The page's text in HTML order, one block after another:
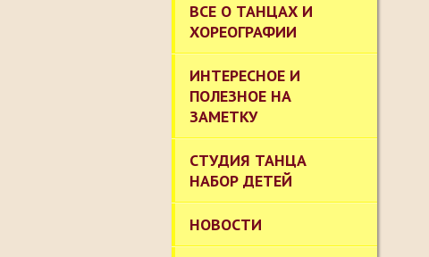
ВСЕ О ТАНЦАХ И
ХОРЕОГРАФИИ
ИНТЕРЕСНОЕ И
ПОЛЕЗНОЕ НА
ЗАМЕТКУ
СТУДИЯ ТАНЦА
НАБОР ДЕТЕЙ
НОВОСТИ